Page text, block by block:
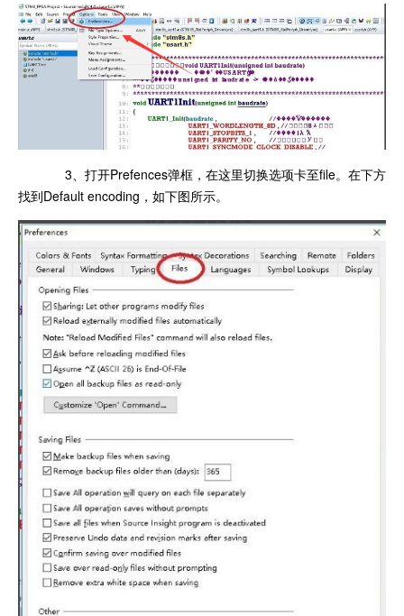
3、打开Prefences弹框，在这里切换选项卡至file。在下方
找到Default encoding，如下图所示。